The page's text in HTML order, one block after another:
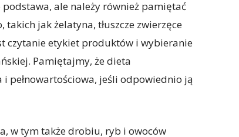
ale należy również pamiętać
jak żelatyna, tłuszcze zwierzęce
czytanie etykiet produktów i wybieranie
Pamiętajmy, że dieta
pełnowartościowa, jeśli odpowiednio ją
w tym także drobiu, ryb i owoców